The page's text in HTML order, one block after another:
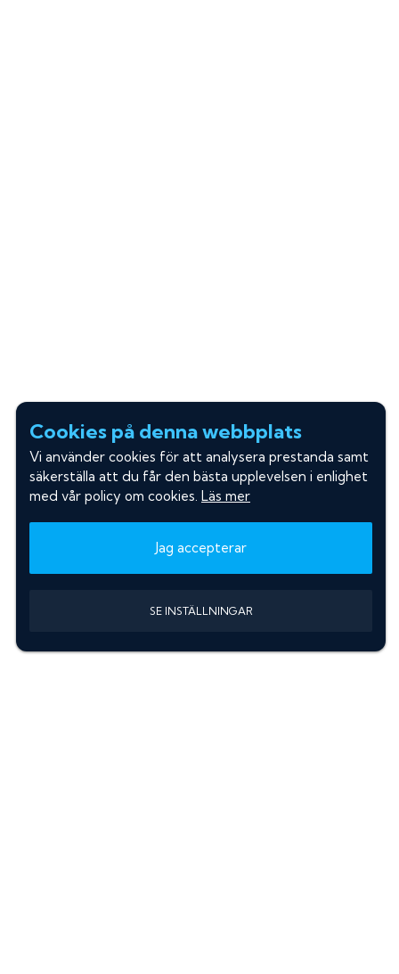
Cookies på denna webbplats
Vi använder cookies för att analysera prestanda samt
säkerställa att du får den bästa upplevelsen i enlighet
med vår policy om cookies. Läs mer
Jag accepterar
SE INSTÄLLNINGAR